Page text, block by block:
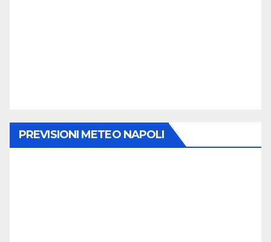
PREVISIONI METEO NAPOLI